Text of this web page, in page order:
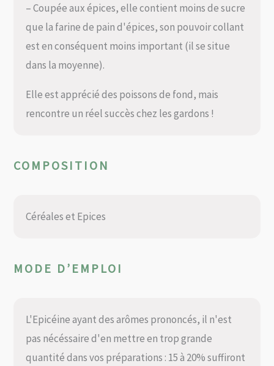
– Coupée aux épices, elle contient moins de sucre
que la farine de pain d'épices, son pouvoir collant
est en conséquent moins important (il se situe
dans la moyenne).
Elle est apprécié des poissons de fond, mais
rencontre un réel succès chez les gardons !
COMPOSITION
Céréales et Epices
MODE D’EMPLOI
L'Epicéine ayant des arômes prononcés, il n'est
pas nécéssaire d'en mettre en trop grande
quantité dans vos préparations : 15 à 20% suffiront